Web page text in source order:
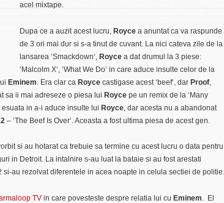
acel mixtape.
Dupa ce a auzit acest lucru, Royce a anuntat ca va raspunde
de 3 ori mai dur si s-a tinut de cuvant. La nici cateva zile de la
lansarea ‘Smackdown‘, Royce a dat drumul la 3 piese:
‘Malcolm X‘, ‘What We Do‘ in care aduce insulte celor de la
Eminem . Era clar ca Royce castigase acest ‘beef‘, dar Proof
sa ii mai adreseze o piesa lui Royce pe un remix de la ‘Many
in a-i aduce insulte lui Royce , dar acesta nu a abandonat
– ‘The Beef Is Over‘. Aceasta a fost ultima piesa de acest gen.
si au hotarat ca trebuie sa termine cu acest lucru o data pentru
in Detroit. La intalnire s-au luat la bataie si au fost arestati
au rezolvat diferentele in acea noapte in celula sectiei de politie.
TV in care povesteste despre relatia lui cu Eminem . El